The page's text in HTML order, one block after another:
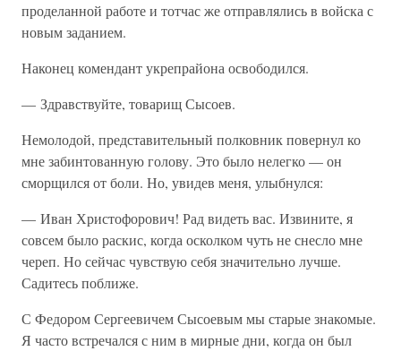
проделанной работе и тотчас же отправлялись в войска с
новым заданием.
Наконец комендант укрепрайона освободился.
— Здравствуйте, товарищ Сысоев.
Немолодой, представительный полковник повернул ко
мне забинтованную голову. Это было нелегко — он
сморщился от боли. Но, увидев меня, улыбнулся:
— Иван Христофорович! Рад видеть вас. Извините, я
совсем было раскис, когда осколком чуть не снесло мне
череп. Но сейчас чувствую себя значительно лучше.
Садитесь поближе.
С Федором Сергеевичем Сысоевым мы старые знакомые.
Я часто встречался с ним в мирные дни, когда он был